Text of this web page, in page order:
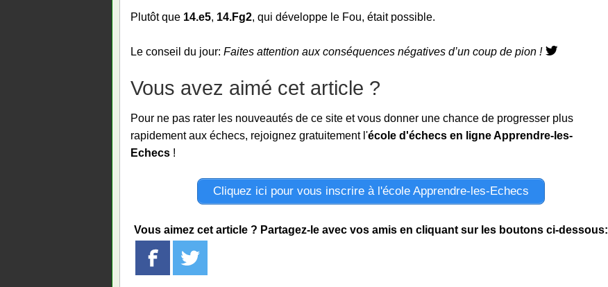
Plutôt que 14.e5, 14.Fg2, qui développe le Fou, était possible.
Le conseil du jour: Faites attention aux conséquences négatives d’un coup de pion !
Vous avez aimé cet article ?
Pour ne pas rater les nouveautés de ce site et vous donner une chance de progresser plus
rapidement aux échecs, rejoignez gratuitement l'école d'échecs en ligne Apprendre-les-
Echecs !
Cliquez ici pour vous inscrire à l'école Apprendre-les-Echecs
Vous aimez cet article ? Partagez-le avec vos amis en cliquant sur les boutons ci-dessous: